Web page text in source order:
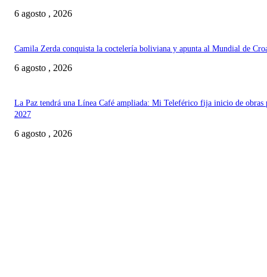
6 agosto , 2026
Camila Zerda conquista la coctelería boliviana y apunta al Mundial de
6 agosto , 2026
La Paz tendrá una Línea Café ampliada: Mi Teleférico fija inicio de obras
2027
6 agosto , 2026